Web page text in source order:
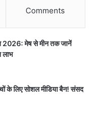
Comments
मेष से मीन तक जानें
लाभ
के लिए सोशल मीडिया बैन! संसद